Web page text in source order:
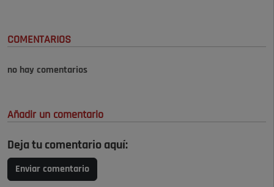
COMENTARIOS
no hay comentarios
Añadir un comentario
Deja tu comentario aquí:
Enviar comentario